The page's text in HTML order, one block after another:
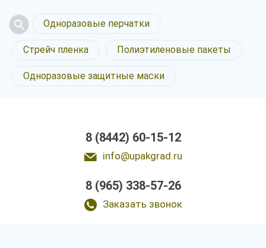
Одноразовые перчатки
Стрейч пленка Полиэтиленовые пакеты
Одноразовые защитные маски
8 (8442) 60-15-12
info@upakgrad.ru
8 (965) 338-57-26
Заказать звонок